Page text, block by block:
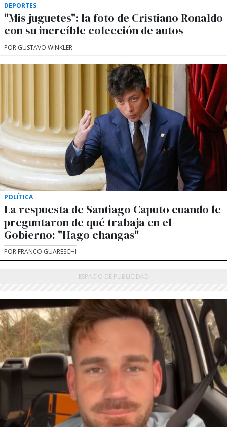
DEPORTES
"Mis juguetes": la foto de Cristiano Ronaldo
con su increíble colección de autos
POR GUSTAVO WINKLER
POLÍTICA
La respuesta de Santiago Caputo cuando le
preguntaron de qué trabaja en el
Gobierno: "Hago changas"
POR FRANCO GUARESCHI